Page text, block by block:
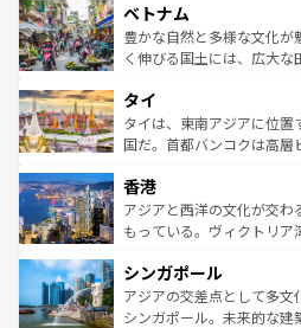
参照してほしい。
容にもいいと評判のスイー
が味わえる。 なお、
照してほしい。
き、地方に足を延ばせば四
できる。そして、キムチ
まで、さまざまな韓国料
リティに包まれながら、韓
わってみて
覧を参照してほしい。
ベトナム
豊かな自然と多様な文化
く伸びる国土には、広大
急速な発展と共に伝統が息
ーチミン市のフランス統治
醸し出している。また、バ
とつ。フォーやバインミー
ひ現地で味わいたい。ど
が旅行者を迎えてくれるの
参照してほしい。
タイ
タイは、東南アジアに位置
国だ。首都バンコクは高層
の活気が交差している。北
帯で自然と触れ合い、南
いビーチでリゾート気分を
激する。気候は一年中温暖
が待っている。親しみや
た文化、そして多様な観光
香港
アジアと西洋の文化が交
もっている。ヴィクトリア
み、どこを訪れても感動す
ており、効率よく見どこ
うな絶景から文化的な体験
シンガポール
アジアの交差点として多
シンガポール。未来的な建